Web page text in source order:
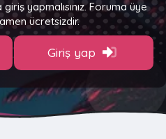
yapmalısınız. Foruma üye
ücretsizdir.
Giriş yap